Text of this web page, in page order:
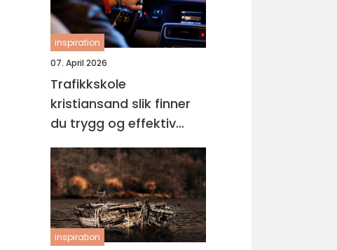
inspiration
07. April 2026
Trafikkskole
kristiansand slik finner
du trygg og effektiv
opplæring
inspiration